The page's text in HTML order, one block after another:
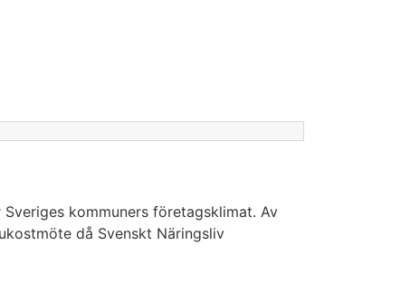
kommuners företagsklimat. Av
då Svenskt Näringsliv